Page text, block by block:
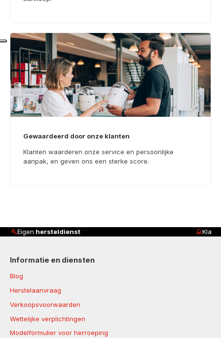
Gewaardeerd door onze klanten
Klanten waarderen onze service en persoonlijke
aanpak, en geven ons een sterke score.
Klanten beoordelen ons met
Informatie en diensten
Blog
Herstelaanvraag
Verkoopsvoorwaarden
Wettelijke verplichtingen
Modelformulier voor herroeping